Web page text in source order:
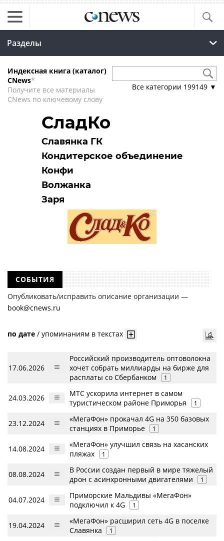
Разделы
Индексная книга (каталог)
CNews*
Получите все материалы
CNews по ключевому слову
Все категории 199149 ▼
СладКо
Славянка ГК
Кондитерское объединение
Конфи
Волжанка
Заря
СОБЫТИЯ
Опубликовать/исправить описание организации —
book@cnews.ru
по дате / упоминаниям в текстах
17.06.2026
Российский производитель оптоволокна
хочет собрать миллиарды на бирже для
расплаты со Сбербанком
1
24.03.2026
МТС ускорила интернет в самом
туристическом районе Приморья
1
23.12.2024
«МегаФон» прокачал 4G на 350 базовых
станциях в Приморье
1
14.08.2024
«МегаФон» улучшил связь на хасанских
пляжах
1
08.08.2024
В России создан первый в мире тяжелый
дрон с асинхронными двигателями
1
04.07.2024
Приморские Мальдивы «МегаФон»
подключил к 4G
1
19.04.2024
«МегаФон» расширил сеть 4G в поселке
Славянка
1